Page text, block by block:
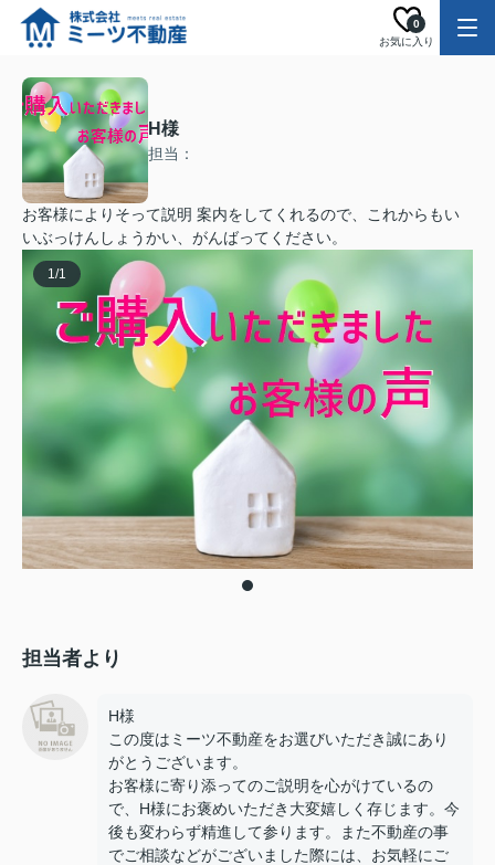
お気に入り
0
H様
担当：
お客様によりそって説明 案内をしてくれるので、これからもい
いぶっけんしょうかい、がんばってください。
1/1
担当者より
H様
この度はミーツ不動産をお選びいただき誠にあり
がとうございます。
お客様に寄り添ってのご説明を心がけているの
で、H様にお褒めいただき大変嬉しく存じます。今
後も変わらず精進して参ります。また不動産の事
でご相談などがございました際には、お気軽にご